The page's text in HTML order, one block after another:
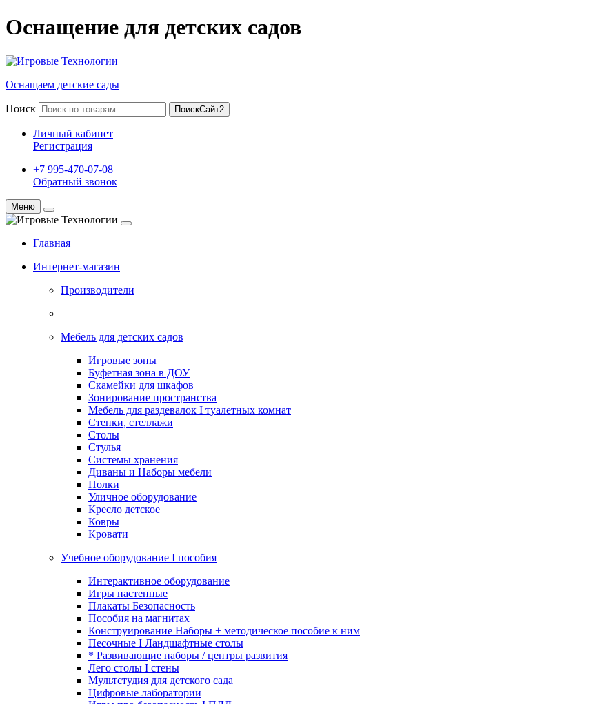
Оснащение для детских садов
Оснащаем детские сады
Поиск ПоискСайт2
Личный кабинет
Регистрация
+7 995-470-07-08
Обратный звонок
Меню
Главная
Интернет-магазин
Производители
Мебель для детских садов
Игровые зоны
Буфетная зона в ДОУ
Скамейки для шкафов
Зонирование пространства
Мебель для раздевалок I туалетных комнат
Стенки, стеллажи
Столы
Стулья
Системы хранения
Диваны и Наборы мебели
Полки
Уличное оборудование
Кресло детское
Ковры
Кровати
Учебное оборудование I пособия
Интерактивное оборудование
Игры настенные
Плакаты Безопасность
Пособия на магнитах
Конструирование Наборы + методическое пособие к ним
Песочные I Ландшафтные столы
* Развивающие наборы / центры развития
Лего столы I стены
Мультстудия для детского сада
Цифровые лаборатории